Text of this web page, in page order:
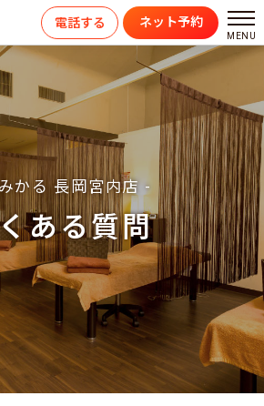
電話する ネット予約
かる 長岡宮内店 -
ある質問